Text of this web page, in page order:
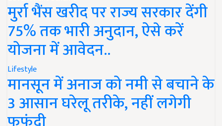
मुर्रा भैंस खरीद पर राज्य सरकार देंगी
75% तक भारी अनुदान, ऐसे करें
योजना में आवेदन..
Lifestyle
मानसून में अनाज को नमी से बचाने के
3 आसान घरेलू तरीके, नहीं लगेगी